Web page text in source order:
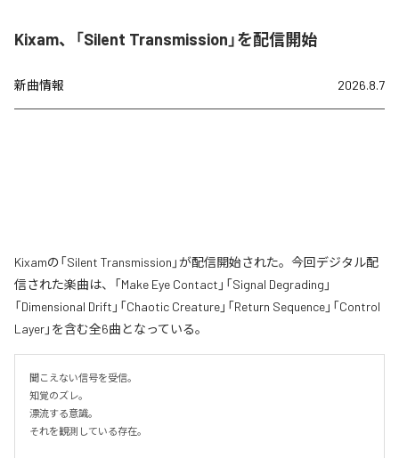
Kixam、「Silent Transmission」を配信開始
新曲情報 2026.8.7
Kixamの「Silent Transmission」が配信開始された。今回デジタル配
信された楽曲は、「Make Eye Contact」「Signal Degrading」
「Dimensional Drift」「Chaotic Creature」「Return Sequence」「Control
Layer」を含む全6曲となっている。
聞こえない信号を受信。
知覚のズレ。
漂流する意識。
それを観測している存在。